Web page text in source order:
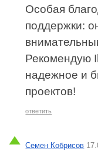
Особая
поддержки:
Рекомендую
надежное и
проектов!
ответить
Семен Кобрисов